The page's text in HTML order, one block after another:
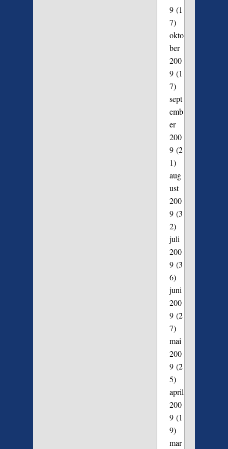
9(1
7)
okto
ber
200
9(1
7)
sept
emb
er
200
9(2
1)
aug
ust
200
9(3
2)
juli
200
9(3
6)
juni
200
9(2
7)
mai
200
9(2
5)
april
200
9(1
9)
mar